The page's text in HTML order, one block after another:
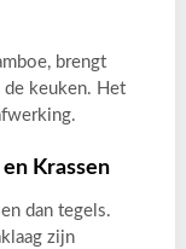
brengt
keuken. Het
Krassen
dan tegels.
zijn